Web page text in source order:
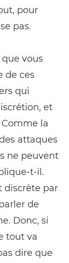
pour
pas.
vous
de ces
qui
et
la
attaques
ne peuvent
t-il.
discrète par
de
Donc, si
tout va
dire que